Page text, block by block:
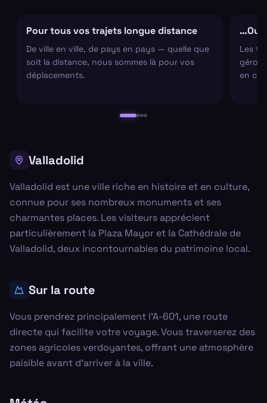
Pour tous vos trajets longue distance
De ville en ville, de pays en pays — quelle que
soit la distance, nous sommes là pour vos
déplacements.
…Ou
Les
en
Valladolid
Valladolid est une ville riche en histoire et en culture,
connue pour ses nombreux monuments et ses
charmantes places. Les visiteurs apprécient
particulièrement la Plaza Mayor et la Cathédrale de
Valladolid, deux incontournables du patrimoine local.
Sur la route
Vous prendrez principalement l'A-601, une route
directe qui facilite votre voyage. Vous traverserez des
zones agricoles verdoyantes, offrant une atmosphère
paisible avant d'arriver à la ville.